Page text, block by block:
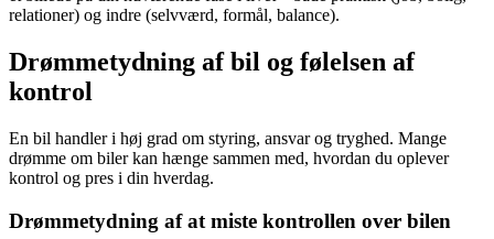
relationer) og indre (selvværd, formål, balance).
Drømmetydning af bil og følelsen af
kontrol
En bil handler i høj grad om styring, ansvar og tryghed. Mange
drømme om biler kan hænge sammen med, hvordan du oplever
kontrol og pres i din hverdag.
Drømmetydning af at miste kontrollen over bilen